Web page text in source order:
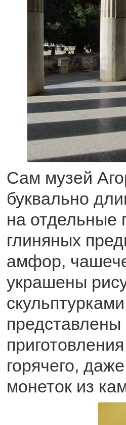
Сам музей
буквально
на
глиняных
амфор,
украшены
горячего,
монеток из